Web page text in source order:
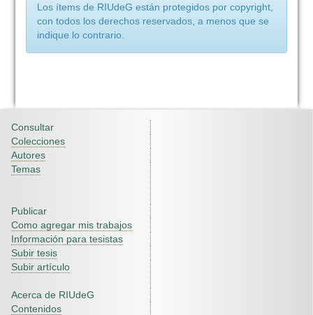
Los ítems de RIUdeG están protegidos por copyright,
con todos los derechos reservados, a menos que se
indique lo contrario.
Consultar
Colecciones
Autores
Temas
Publicar
Como agregar mis trabajos
Información para tesistas
Subir tesis
Subir artículo
Acerca de RIUdeG
Contenidos